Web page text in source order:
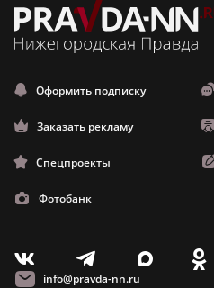
Оформить подписку
Заказать рекламу
Спецпроекты
Фотобанк
V T X O
info@pravda-nn.ru